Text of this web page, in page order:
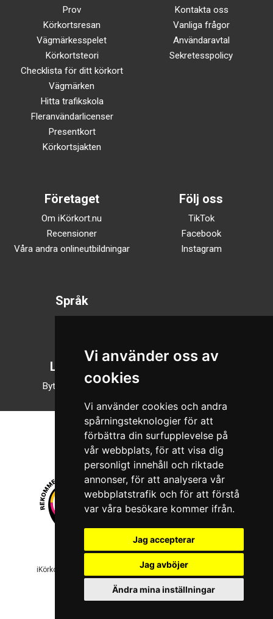
Vi använder oss av
cookies
Vi använder cookies och andra
spårningsteknologier för att
förbättra din surfupplevelse på
vår webbplats, för att visa dig
personligt innehåll och riktade
annonser, för att analysera vår
webbplatstrafik och för att förstå
var våra besökare kommer ifrån.
Jag accepterar
Jag avböjer
Ändra mina inställningar
Prov
Körkortsresan
Vägmärkesspelet
Körkortsteori
Checklista för ditt körkort
Vägmärken
Hitta trafikskola
Fleranvändarlicenser
Presentkort
Körkortsjakten
Kontakta oss
Vanliga frågor
Användaravtal
Sekretesspolicy
Företaget
Om iKörkort.nu
Recensioner
Våra andra onlineutbildningar
Följ oss
TikTok
Facebook
Instagram
Språk
Läsläge
Byt till nattläge
© 2026 Boboshi AB. Alla rättigheter förbehålls.
iKörkort är ett registrerat varumärke som tillhör Boboshi AB.